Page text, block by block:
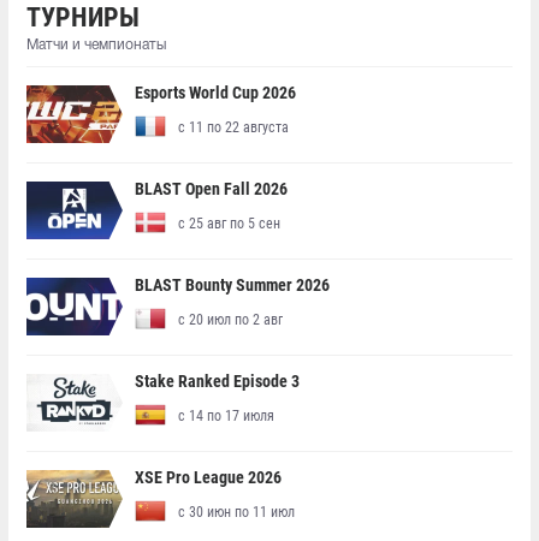
ТУРНИРЫ
Матчи и чемпионаты
Esports World Cup 2026
с 11 по 22 августа
BLAST Open Fall 2026
с 25 авг по 5 сен
BLAST Bounty Summer 2026
с 20 июл по 2 авг
Stake Ranked Episode 3
с 14 по 17 июля
XSE Pro League 2026
с 30 июн по 11 июл